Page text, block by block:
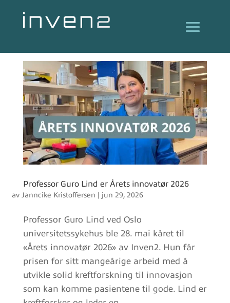
Professor Guro Lind er Årets innovatør 2026
av Janncike Kristoffersen | jun 29, 2026
Professor Guro Lind ved Oslo
universitetssykehus ble 28. mai kåret til
«Årets innovatør 2026» av Inven2. Hun får
prisen for sitt mangeårige arbeid med å
utvikle solid kreftforskning til innovasjon
som kan komme pasientene til gode. Lind er